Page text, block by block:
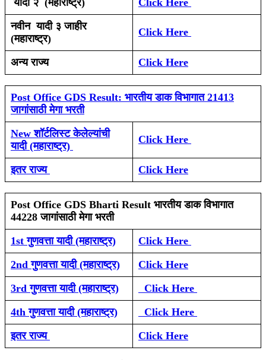
यादी २ (महाराष्ट्र)
Click Here
नवीन यादी ३ जाहीर
(महाराष्ट्र)
Click Here
अन्य राज्य Click Here
Post Office GDS Result: भारतीय डाक विभागात 21413
जागांसाठी मेगा भरती
New शॉर्टलिस्ट केलेल्यांची
यादी (महाराष्ट्र)
Click Here
इतर राज्य Click Here
Post Office GDS Bharti Result भारतीय डाक विभागात
44228 जागांसाठी मेगा भरती
1st गुणवत्ता यादी (महाराष्ट्र)
Click Here
2nd गुणवत्ता यादी (महाराष्ट्र)
Click Here
3rd गुणवत्ता यादी (महाराष्ट्र)
Click Here
4th गुणवत्ता यादी (महाराष्ट्र)
Click Here
इतर राज्य
Click Here